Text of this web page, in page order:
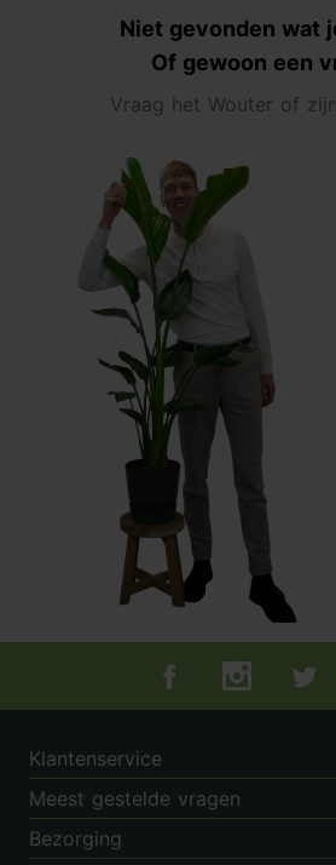
Niet gevonden wat
Of gewoon een
Vraag het Wouter of
Tuincentrum.nl op
Klantenservice
Meest gestelde vragen
Bezorging